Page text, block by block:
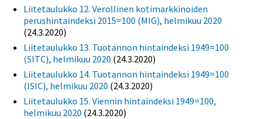
Liitetaulukko 12. Verollinen kotimarkkinoiden
perushintaindeksi 2015=100 (MIG), helmikuu 2020
(24.3.2020)
Liitetaulukko 13. Tuotannon hintaindeksi 1949=100
(SITC), helmikuu 2020 (24.3.2020)
Liitetaulukko 14. Tuotannon hintaindeksi 1949=100
(ISIC), helmikuu 2020 (24.3.2020)
Liitetaulukko 15. Viennin hintaindeksi 1949=100,
helmikuu 2020 (24.3.2020)